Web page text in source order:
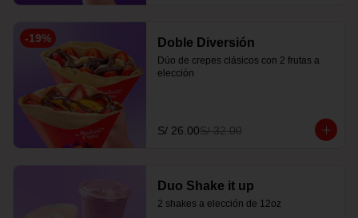
-19% Doble Diversión
Dúo de crepes clásicos con 2 frutas a
elección
S/ 26.00S/ 32.00
Duo Shake it up
2 shakes a elección de 12oz